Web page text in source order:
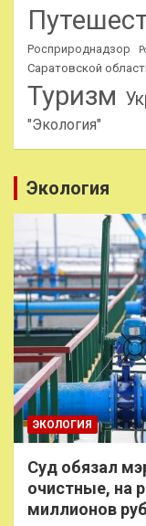
Росприроднадзор
Саратовской
Туризм
"Экология"
Экология
ЭКОЛОГИЯ
Суд обязал
очистные, на
миллионов